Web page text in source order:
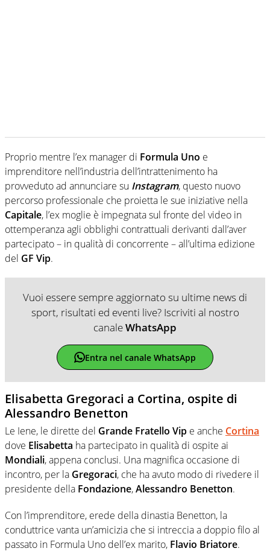
Proprio mentre l’ex manager di Formula Uno e
imprenditore nell’industria dell’intrattenimento ha
provveduto ad annunciare su Instagram, questo nuovo
percorso professionale che proietta le sue iniziative nella
Capitale, l’ex moglie è impegnata sul fronte del video in
ottemperanza agli obblighi contrattuali derivanti dall’aver
partecipato – in qualità di concorrente – all’ultima edizione
del GF Vip.
Vuoi essere sempre aggiornato su ultime news di
sport, risultati ed eventi live? Iscriviti al nostro
canaleWhatsApp
Entra nel canale WhatsApp
Elisabetta Gregoraci a Cortina, ospite di
Alessandro Benetton
Le Iene, le dirette del Grande Fratello Vip e anche Cortina
dove Elisabetta ha partecipato in qualità di ospite ai
Mondiali, appena conclusi. Una magnifica occasione di
incontro, per la Gregoraci, che ha avuto modo di rivedere il
presidente della Fondazione,Alessandro Benetton.
Con l’imprenditore, erede della dinastia Benetton, la
conduttrice vanta un’amicizia che si intreccia a doppio filo al
passato in Formula Uno dell’ex marito, Flavio Briatore.